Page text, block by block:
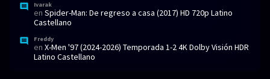
Ivarak
en Spider-Man: De regreso a casa (2017) HD 720p Latino
Castellano
Freddy
en X-Men '97 (2024-2026) Temporada 1-2 4K Dolby Visión HDR
Latino Castellano